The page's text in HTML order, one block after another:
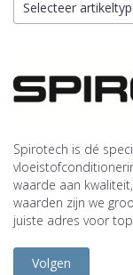
Selecteer
Spirotech is dé
waarde aan
waarden zijn we
juiste adres voor
Volgen